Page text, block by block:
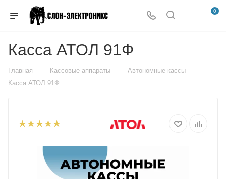
0
Касса АТОЛ 91Ф
Главная — Кассовые аппараты — Автономные кассы —
Касса АТОЛ 91Ф